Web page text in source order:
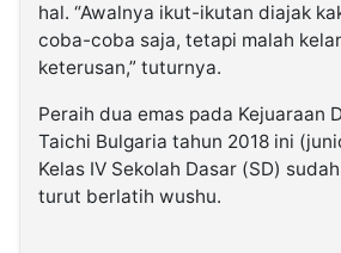
hal. “Awalnya ikut-ikutan diajak
coba-coba saja, tetapi malah
keterusan,” tuturnya.
Peraih dua emas pada Kejuaraan
Taichi Bulgaria tahun 2018 ini
Kelas IV Sekolah Dasar (SD)
turut berlatih wushu.